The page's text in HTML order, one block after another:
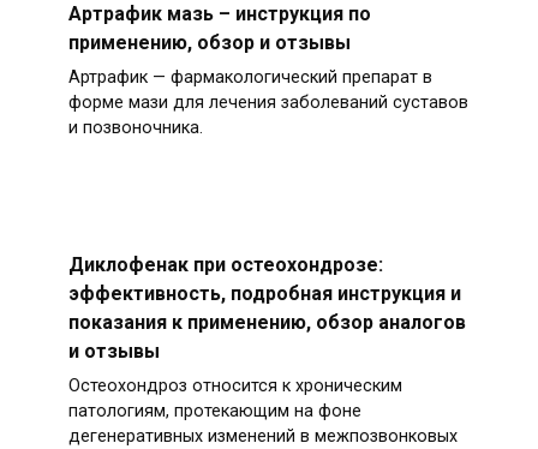
Артрафик мазь – инструкция по
применению, обзор и отзывы
Артрафик — фармакологический препарат в
форме мази для лечения заболеваний суставов
и позвоночника.
Диклофенак при остеохондрозе:
эффективность, подробная инструкция и
показания к применению, обзор аналогов
и отзывы
Остеохондроз относится к хроническим
патологиям, протекающим на фоне
дегенеративных изменений в межпозвонковых